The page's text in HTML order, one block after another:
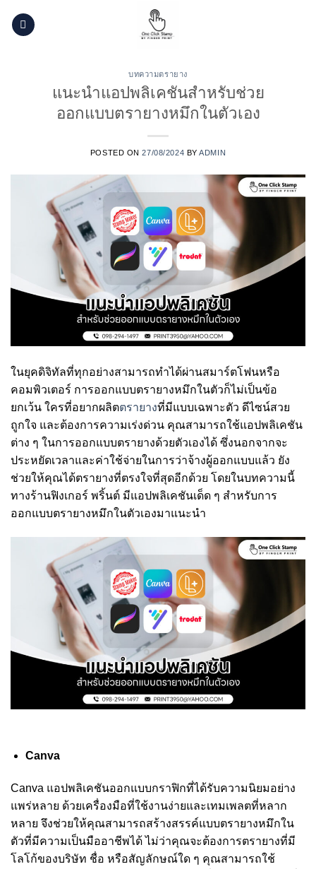
บทความตรายาง
แนะนำแอปพลิเคชันสำหรับช่วย
ออกแบบตรายางหมึกในตัวเอง
POSTED ON27/08/2024 BYADMIN
ในยุคดิจิทัลที่ทุกอย่างสามารถทำได้ผ่านสมาร์ตโฟนหรือ
คอมพิวเตอร์ การออกแบบตรายางหมึกในตัวก็ไม่เป็นข้อ
ยกเว้น ใครที่อยากผลิตตรายางที่มีแบบเฉพาะตัว ดีไซน์สวย
ถูกใจ และต้องการความเร่งด่วน คุณสามารถใช้แอปพลิเคชัน
ต่าง ๆ ในการออกแบบตรายางด้วยตัวเองได้ ซึ่งนอกจากจะ
ประหยัดเวลาและค่าใช้จ่ายในการว่าจ้างผู้ออกแบบแล้ว ยัง
ช่วยให้คุณได้ตรายางที่ตรงใจที่สุดอีกด้วย โดยในบทความนี้
ทางร้านฟิงเกอร์ พริ้นต์ มีแอปพลิเคชันเด็ด ๆ สำหรับการ
ออกแบบตรายางหมึกในตัวเองมาแนะนำ
Canva
Canva แอปพลิเคชันออกแบบกราฟิกที่ได้รับความนิยมอย่าง
แพร่หลาย ด้วยเครื่องมือที่ใช้งานง่ายและเทมเพลตที่หลาก
หลาย จึงช่วยให้คุณสามารถสร้างสรรค์แบบตรายางหมึกใน
ตัวที่มีความเป็นมืออาชีพได้ ไม่ว่าคุณจะต้องการตรายางที่มี
โลโก้ของบริษัท ชื่อ หรือสัญลักษณ์ใด ๆ คุณสามารถใช้